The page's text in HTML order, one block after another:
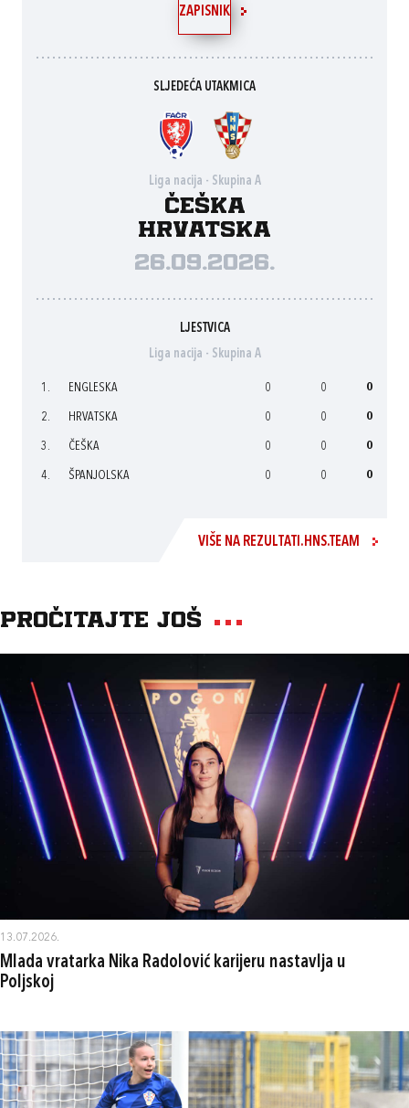
ZAPISNIK
SLJEDEĆA UTAKMICA
Liga nacija - Skupina A
Češka
Hrvatska
26.09.2026.
LJESTVICA
Liga nacija - Skupina A
1. ENGLESKA 0 0 0
2. HRVATSKA 0 0 0
3. ČEŠKA 0 0 0
4. ŠPANJOLSKA 0 0 0
VIŠE NA REZULTATI.HNS.TEAM
Pročitajte još
13.07.2026.
Mlada vratarka Nika Radolović karijeru nastavlja u
Poljskoj